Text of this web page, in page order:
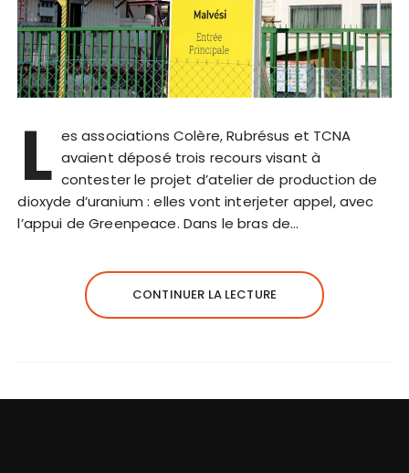
L es associations Colère, Rubrésus et TCNA
avaient déposé trois recours visant à
contester le projet d’atelier de production de
dioxyde d’uranium : elles vont interjeter appel, avec
l’appui de Greenpeace. Dans le bras de…
CONTINUER LA LECTURE